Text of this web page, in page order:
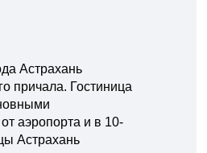
Астрахань
причала. Гостиница
аэропорта и в 10-
Астрахань